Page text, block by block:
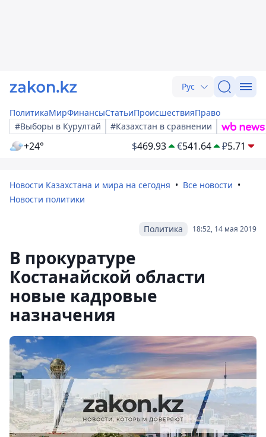
Рус
ПолитикаМирФинансыСтатьиПроисшествияПраво
#Выборы в Курултай
#Казахстан в сравнении
+24° $469.93 €541.64 ₽5.71
Новости Казахстана и мира на сегодня
Все новости
Новости политики
18:52, 14 мая 2019
Политика
В прокуратуре
Костанайской области
новые кадровые
назначения